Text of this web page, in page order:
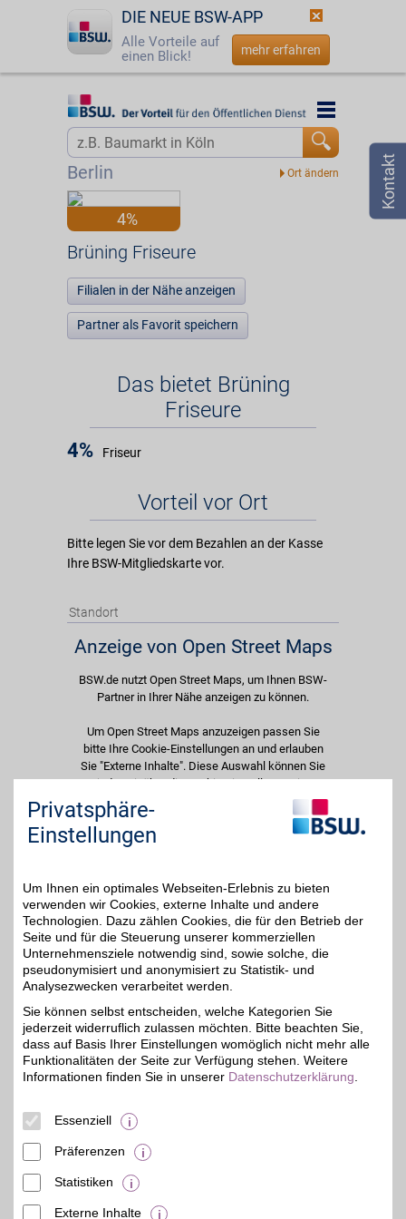
DIE NEUE BSW-APP
Alle Vorteile auf
einen Blick!
mehr erfahren
Startseite
Login
Berlin
Startseite
4%
Brüning Friseure
Filialen in der Nähe anzeigen
Partner als Favorit speichern
Das bietet Brüning
Friseure
4% Friseur
Vorteil vor Ort
Bitte legen Sie vor dem Bezahlen an der Kasse
Ihre BSW-Mitgliedskarte vor.
Standort
Anzeige von Open Street Maps
BSW.de nutzt Open Street Maps, um Ihnen BSW-
Partner in Ihrer Nähe anzeigen zu können.
Um Open Street Maps anzuzeigen passen Sie
bitte Ihre Cookie-Einstellungen an und erlauben
Sie "Externe Inhalte". Diese Auswahl können Sie
jederzeit über die Cookie-Einstellungen im
unteren Seitenbereich ändern.
Einstellungen anpassen
Adresse
Schillerstr. 20-40
neben Edeka
52064 Aachen
Filialen in der Nähe
Telefon02 41 / 1 89 92 39
Privatsphäre-
Einstellungen
Um Ihnen ein optimales Webseiten-Erlebnis zu bieten
verwenden wir Cookies, externe Inhalte und andere
Technologien. Dazu zählen Cookies, die für den Betrieb der
Seite und für die Steuerung unserer kommerziellen
Unternehmensziele notwendig sind, sowie solche, die
pseudonymisiert und anonymisiert zu Statistik- und
Analysezwecken verarbeitet werden.
Sie können selbst entscheiden, welche Kategorien Sie
jederzeit widerruflich zulassen möchten. Bitte beachten Sie,
dass auf Basis Ihrer Einstellungen womöglich nicht mehr alle
Funktionalitäten der Seite zur Verfügung stehen. Weitere
Informationen finden Sie in unserer Datenschutzerklärung
Essenziell
Präferenzen
Statistiken
Externe Inhalte